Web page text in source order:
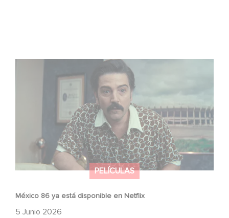
PELÍCULAS
México 86 ya está disponible en Netflix
5 Junio 2026
México 86 ya está disponible en Netflix